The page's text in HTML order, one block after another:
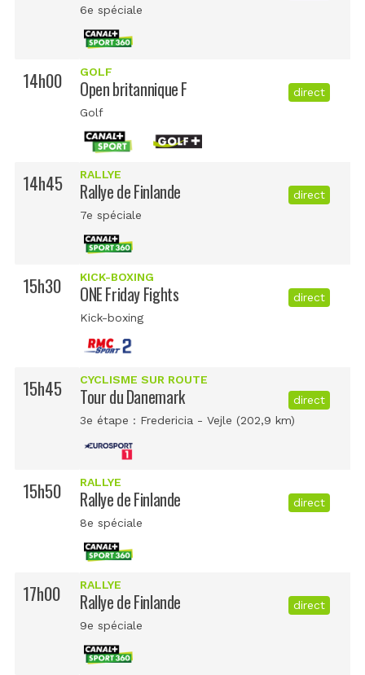
6e spéciale
14h00 GOLF
Open britannique F
Golf
direct
14h45 RALLYE
Rallye de Finlande
7e spéciale
direct
15h30 KICK-BOXING
ONE Friday Fights
Kick-boxing
direct
15h45 CYCLISME SUR ROUTE
Tour du Danemark
3e étape : Fredericia - Vejle (202,9 km)
direct
15h50 RALLYE
Rallye de Finlande
8e spéciale
direct
17h00 RALLYE
Rallye de Finlande
9e spéciale
direct